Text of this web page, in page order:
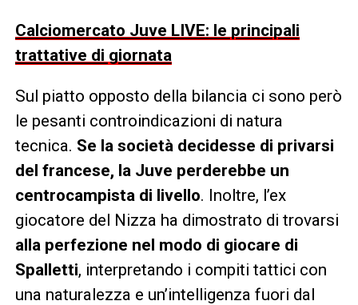
Calciomercato Juve LIVE: le principali
trattative di giornata
Sul piatto opposto della bilancia ci sono però
le pesanti controindicazioni di natura
tecnica. Se la società decidesse di privarsi
del francese, la Juve perderebbe un
centrocampista di livello. Inoltre, l’ex
giocatore del Nizza ha dimostrato di trovarsi
alla perfezione nel modo di giocare di
Spalletti, interpretando i compiti tattici con
una naturalezza e un’intelligenza fuori dal